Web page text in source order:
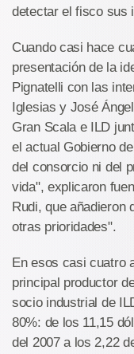
detectar el fisco sus
Cuando casi hace
presentación de la
Pignatelli con las
Iglesias y José
Gran Scala e ILD
el actual Gobierno
del consorcio ni del
vida", explicaron
Rudi, que añadieron
otras prioridades".
En esos casi cuatro
principal productor
socio industrial de
80%: de los 11,15
del 2007 a los 2,22